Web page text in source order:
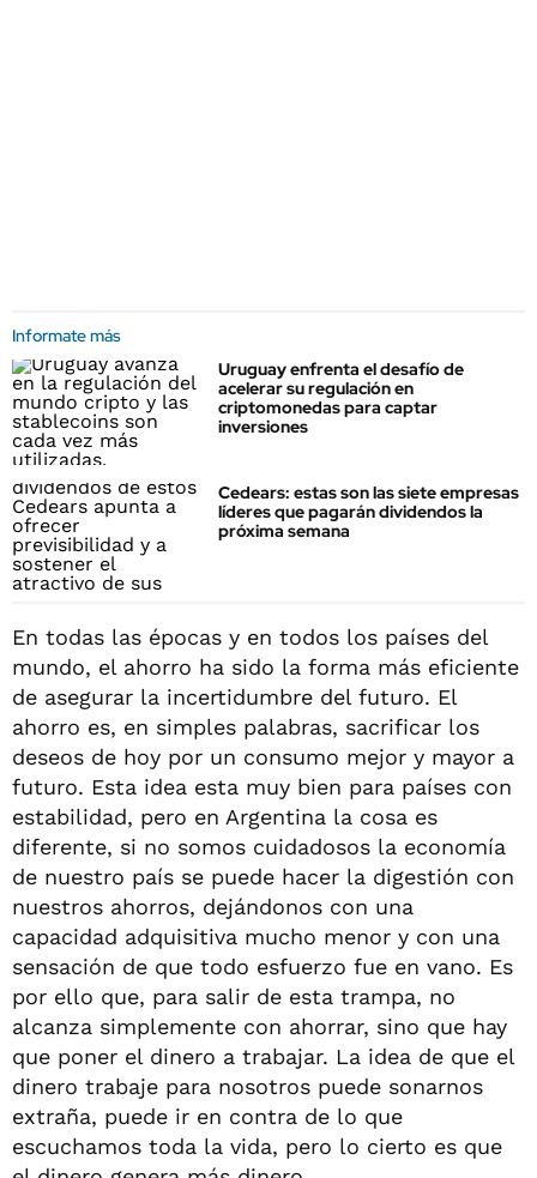
Informate más
Uruguay enfrenta el desafío de
acelerar su regulación en
criptomonedas para captar
inversiones
Cedears: estas son las siete empresas
líderes que pagarán dividendos la
próxima semana
En todas las épocas y en todos los países del
mundo, el ahorro ha sido la forma más eficiente
de asegurar la incertidumbre del futuro. El
ahorro es, en simples palabras, sacrificar los
deseos de hoy por un consumo mejor y mayor a
futuro. Esta idea esta muy bien para países con
estabilidad, pero en Argentina la cosa es
diferente, si no somos cuidadosos la economía
de nuestro país se puede hacer la digestión con
nuestros ahorros, dejándonos con una
capacidad adquisitiva mucho menor y con una
sensación de que todo esfuerzo fue en vano. Es
por ello que, para salir de esta trampa, no
alcanza simplemente con ahorrar, sino que hay
que poner el dinero a trabajar. La idea de que el
dinero trabaje para nosotros puede sonarnos
extraña, puede ir en contra de lo que
escuchamos toda la vida, pero lo cierto es que